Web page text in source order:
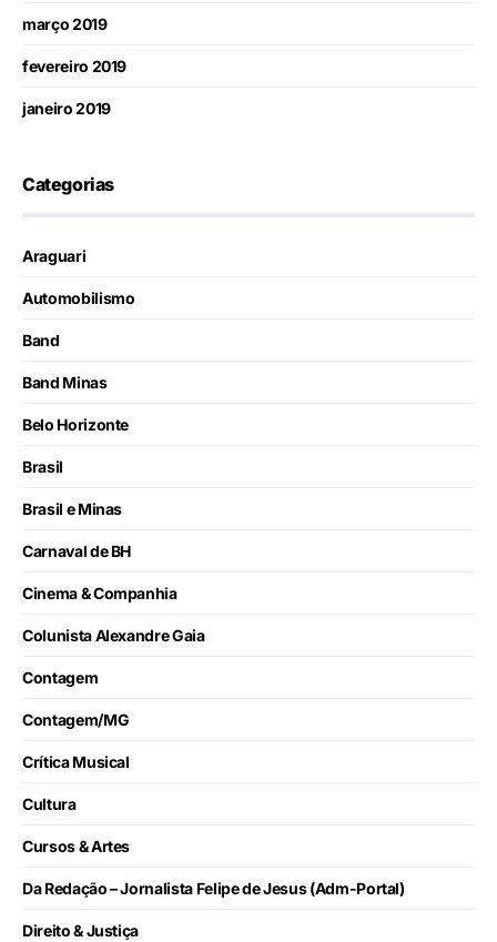
março 2019
fevereiro 2019
janeiro 2019
Categorias
Araguari
Automobilismo
Band
Band Minas
Belo Horizonte
Brasil
Brasil e Minas
Carnaval de BH
Cinema & Companhia
Colunista Alexandre Gaia
Contagem
Contagem/MG
Crítica Musical
Cultura
Cursos & Artes
Da Redação – Jornalista Felipe de Jesus (Adm-Portal)
Direito & Justiça